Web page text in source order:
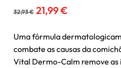
32,93€ O
original
era:
32,93 €.
21,99€O
atual
é:
21,99 €.
Uma fórmula
combate as causas da
Vital Dermo-Calm remove as